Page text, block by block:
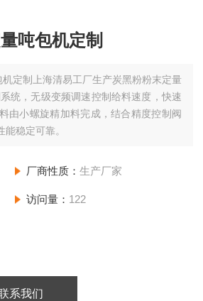
吨包机定制
定制上海清易工厂生产炭黑粉粉末定量
统，无级变频调速控制给料速度，快速
由小螺旋精加料完成，结合精度控制阀
稳定可靠。
厂商性质： 生产厂家
访问量： 122
系我们